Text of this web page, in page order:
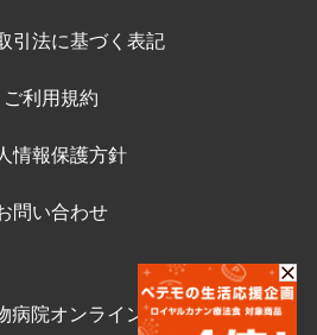
引法に基づく表記
ご利用規約
情報保護方針
問い合わせ
病院オンラインストア